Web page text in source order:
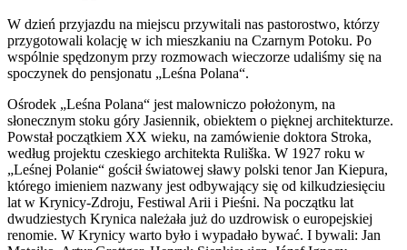
W dzień przyjazdu na miejscu przywitali nas pastorostwo, którzy
przygotowali kolację w ich mieszkaniu na Czarnym Potoku. Po
wspólnie spędzonym przy rozmowach wieczorze udaliśmy się na
spoczynek do pensjonatu „Leśna Polana“.
Ośrodek „Leśna Polana“ jest malowniczo położonym, na
słonecznym stoku góry Jasiennik, obiektem o pięknej architekturze.
Powstał początkiem XX wieku, na zamówienie doktora Stroka,
według projektu czeskiego architekta Ruliška. W 1927 roku w
„Leśnej Polanie“ gościł światowej sławy polski tenor Jan Kiepura,
którego imieniem nazwany jest odbywający się od kilkudziesięciu
lat w Krynicy-Zdroju, Festiwal Arii i Pieśni. Na początku lat
dwudziestych Krynica należała już do uzdrowisk o europejskiej
renomie. W Krynicy warto było i wypadało bywać. I bywali: Jan